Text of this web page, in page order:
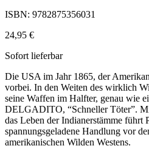
ISBN: 9782875356031
24,95 €
Sofort lieferbar
Die USA im Jahr 1865, der
vorbei. In den Weiten des wirklich
seine Waffen im Halfter, genau wie
DELGADITO, “Schneller Töter”.
das Leben der Indianerstämme führt
spannungsgeladene Handlung vor
amerikanischen Wilden Westens.